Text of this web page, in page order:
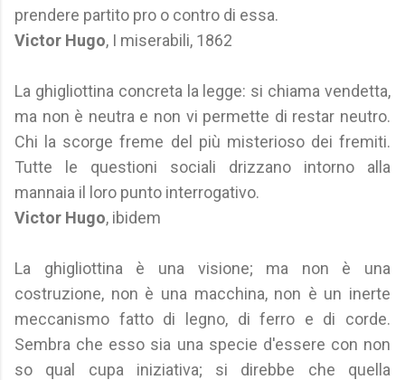
prendere partito pro o contro di essa.
Victor Hugo, I miserabili, 1862
La ghigliottina concreta la legge: si chiama vendetta,
ma non è neutra e non vi permette di restar neutro.
Chi la scorge freme del più misterioso dei fremiti.
Tutte le questioni sociali drizzano intorno alla
mannaia il loro punto interrogativo.
Victor Hugo, ibidem
La ghigliottina è una visione; ma non è una
costruzione, non è una macchina, non è un inerte
meccanismo fatto di legno, di ferro e di corde.
Sembra che esso sia una specie d'essere con non
so qual cupa iniziativa; si direbbe che quella